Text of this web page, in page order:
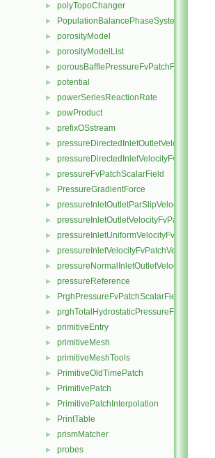
► polyTopoChanger
► PopulationBalancePhaseSystem
► porosityModel
► porosityModelList
► porousBafflePressureFvPatchField
► potential
► powerSeriesReactionRate
► powProduct
► prefixOSstream
►
►
► pressureFvPatchScalarField
► PressureGradientForce
►
►
►
► pressureInletVelocityFvPatchVectorField
►
► pressureReference
► PrghPressureFvPatchScalarField
►
► primitiveEntry
► primitiveMesh
► primitiveMeshTools
► PrimitiveOldTimePatch
► PrimitivePatch
► PrimitivePatchInterpolation
► PrintTable
► prismMatcher
► probes